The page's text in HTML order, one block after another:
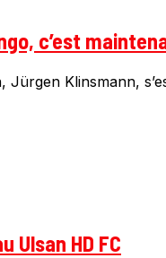
c’est
Klinsmann,
Ulsan HD FC